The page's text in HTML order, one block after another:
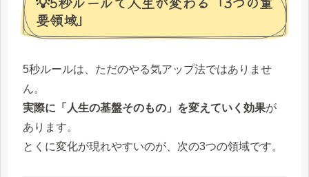
要領域」
5秒ルールは、ただのやる気アップ法ではありませ
ん。
実際に「人生の基盤そのもの」を変えていく効果が
あります。
とくに変化が現れやすいのが、次の3つの領域です。